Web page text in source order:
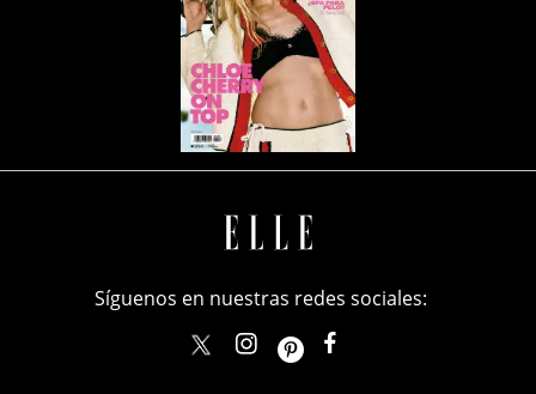
Síguenos en nuestras redes sociales:
elle_mexicoellemexico